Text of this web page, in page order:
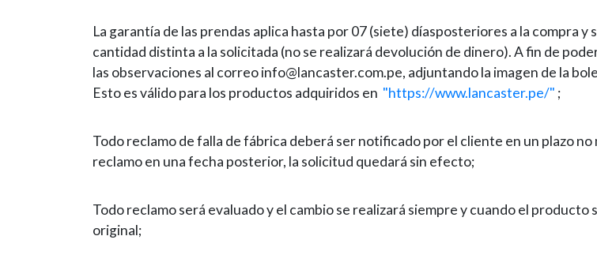
La garantía de las prendas aplica hasta por 07 (siete) díasposteriores a la compra y
cantidad distinta a la solicitada (no se realizará devolución de dinero). A fin de
las observaciones al correo info@lancaster.com.pe, adjuntando la imagen de la
Esto es válido para los productos adquiridos en "https://www.lancaster.pe/" ;
Todo reclamo de falla de fábrica deberá ser notificado por el cliente en un plazo no
reclamo en una fecha posterior, la solicitud quedará sin efecto;
Todo reclamo será evaluado y el cambio se realizará siempre y cuando el
original;